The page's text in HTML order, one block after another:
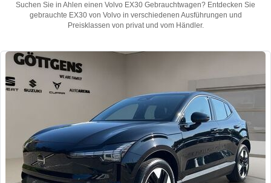
Suchen Sie in Ahlen einen Volvo EX30 Gebrauchtwagen? Entdecken Sie
gebrauchte EX30 von Volvo in verschiedenen Ausführungen und
Preisklassen von privat und vom Händler.